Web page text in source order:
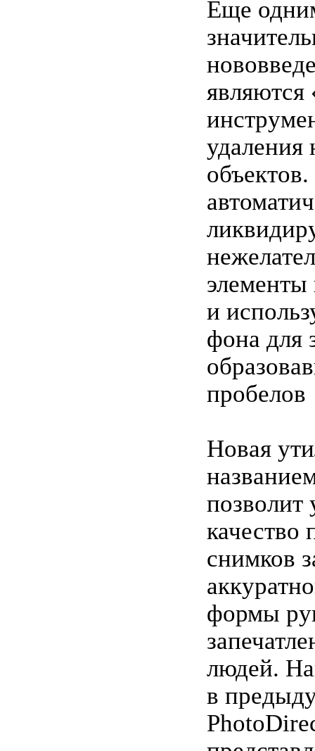
Еще
и
фона для
пробелов
Новая
позволит
качество
снимков
формы
людей.
в